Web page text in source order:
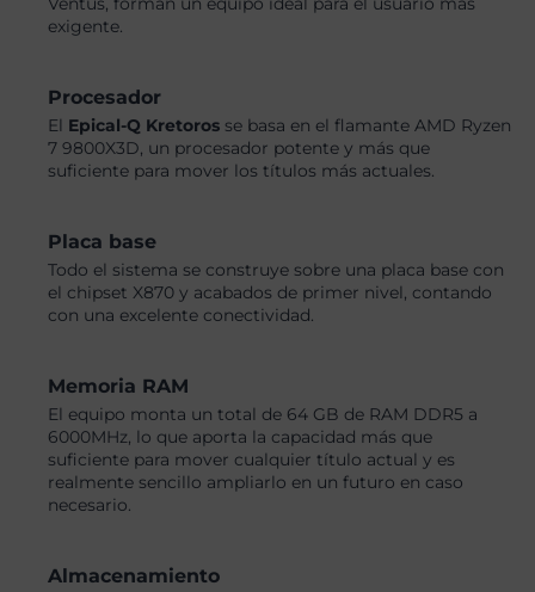
exigente.
Procesador
El Epical-Q Kretoros se basa en el flamante AMD Ryzen
7 9800X3D, un procesador potente y más que
suficiente para mover los títulos más actuales.
Placa base
Todo el sistema se construye sobre una placa base con
el chipset X870 y acabados de primer nivel, contando
con una excelente conectividad.
Memoria RAM
El equipo monta un total de 64 GB de RAM DDR5 a
6000MHz, lo que aporta la capacidad más que
suficiente para mover cualquier título actual y es
realmente sencillo ampliarlo en un futuro en caso
necesario.
Almacenamiento